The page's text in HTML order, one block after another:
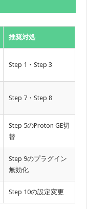
推奨対処
Step 1・Step 3
Step 7・Step 8
Step 5のProton GE切
替
Step 9のプラグイン
無効化
Step 10の設定変更